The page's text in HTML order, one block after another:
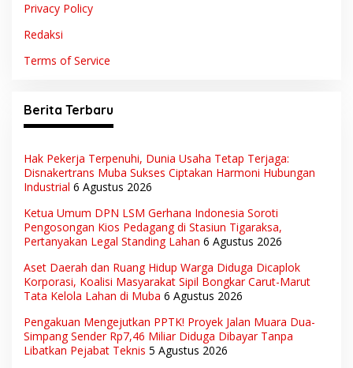
Privacy Policy
Redaksi
Terms of Service
Berita Terbaru
Hak Pekerja Terpenuhi, Dunia Usaha Tetap Terjaga:
Disnakertrans Muba Sukses Ciptakan Harmoni Hubungan
Industrial 6 Agustus 2026
Ketua Umum DPN LSM Gerhana Indonesia Soroti
Pengosongan Kios Pedagang di Stasiun Tigaraksa,
Pertanyakan Legal Standing Lahan 6 Agustus 2026
Aset Daerah dan Ruang Hidup Warga Diduga Dicaplok
Korporasi, Koalisi Masyarakat Sipil Bongkar Carut-Marut
Tata Kelola Lahan di Muba 6 Agustus 2026
Pengakuan Mengejutkan PPTK! Proyek Jalan Muara Dua-
Simpang Sender Rp7,46 Miliar Diduga Dibayar Tanpa
Libatkan Pejabat Teknis 5 Agustus 2026